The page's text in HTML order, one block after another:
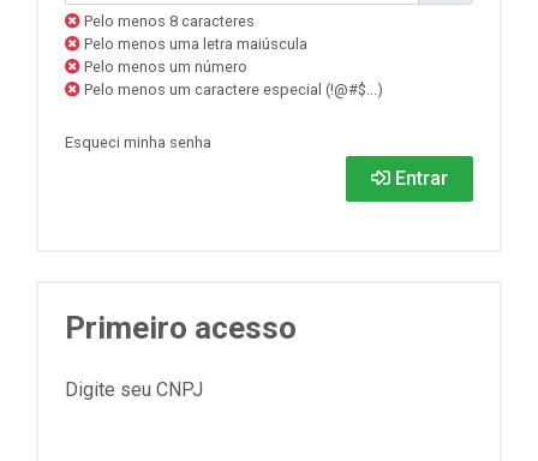
Pelo menos 8 caracteres
Pelo menos uma letra maiúscula
Pelo menos um número
Pelo menos um caractere especial (!@#$...)
Esqueci minha senha
Entrar
Primeiro acesso
Digite seu CNPJ